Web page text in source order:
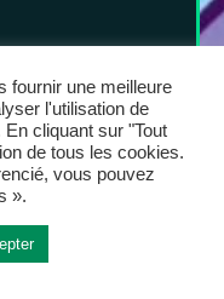
fournir une meilleure
l'utilisation de
cliquant sur "Tout
de tous les cookies.
vous pouvez
».